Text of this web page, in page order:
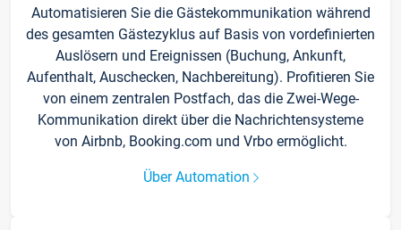
Automatisieren Sie die Gästekommunikation während
des gesamten Gästezyklus auf Basis von vordefinierten
Auslösern und Ereignissen (Buchung, Ankunft,
Aufenthalt, Auschecken, Nachbereitung). Profitieren Sie
von einem zentralen Postfach, das die Zwei-Wege-
Kommunikation direkt über die Nachrichtensysteme
von Airbnb, Booking.com und Vrbo ermöglicht.
Über Automation